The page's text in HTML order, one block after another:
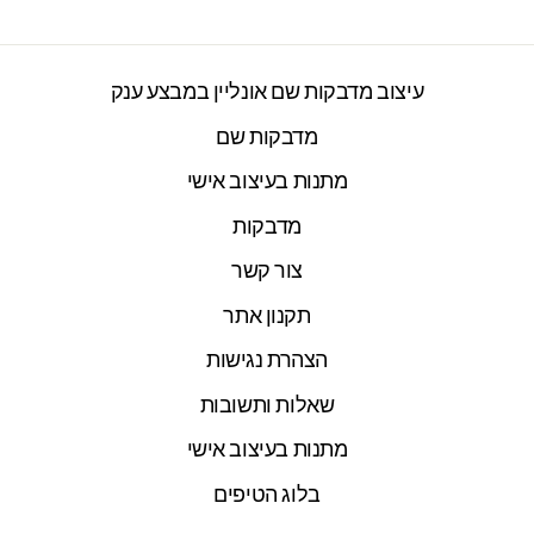
עיצוב מדבקות שם אונליין במבצע ענק
מדבקות שם
מתנות בעיצוב אישי
מדבקות
צור קשר
תקנון אתר
הצהרת נגישות
שאלות ותשובות
מתנות בעיצוב אישי
בלוג הטיפים